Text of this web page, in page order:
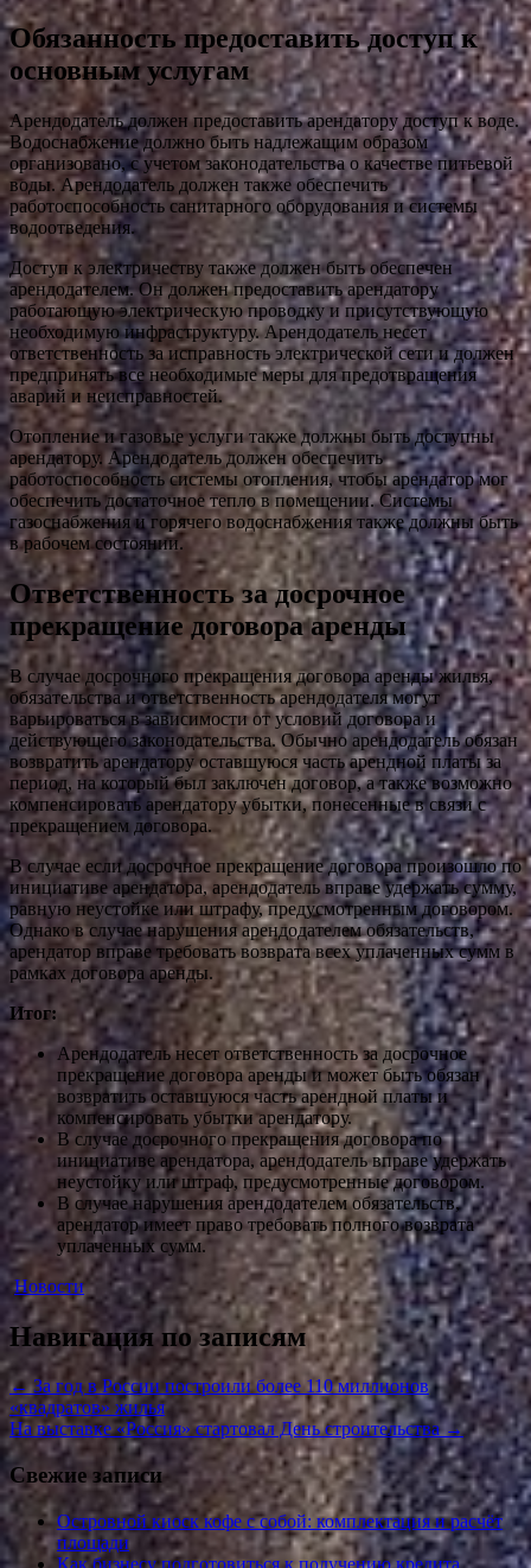
Обязанность предоставить доступ к
основным услугам
Арендодатель должен предоставить арендатору доступ к воде.
Водоснабжение должно быть надлежащим образом
организовано, с учетом законодательства о качестве питьевой
воды. Арендодатель должен также обеспечить
работоспособность санитарного оборудования и системы
водоотведения.
Доступ к электричеству также должен быть обеспечен
арендодателем. Он должен предоставить арендатору
работающую электрическую проводку и присутствующую
необходимую инфраструктуру. Арендодатель несет
ответственность за исправность электрической сети и должен
предпринять все необходимые меры для предотвращения
аварий и неисправностей.
Отопление и газовые услуги также должны быть доступны
арендатору. Арендодатель должен обеспечить
работоспособность системы отопления, чтобы арендатор мог
обеспечить достаточное тепло в помещении. Системы
газоснабжения и горячего водоснабжения также должны быть
в рабочем состоянии.
Ответственность за досрочное
прекращение договора аренды
В случае досрочного прекращения договора аренды жилья,
обязательства и ответственность арендодателя могут
варьироваться в зависимости от условий договора и
действующего законодательства. Обычно арендодатель обязан
возвратить арендатору оставшуюся часть арендной платы за
период, на который был заключен договор, а также возможно
компенсировать арендатору убытки, понесенные в связи с
прекращением договора.
В случае если досрочное прекращение договора произошло по
инициативе арендатора, арендодатель вправе удержать сумму,
равную неустойке или штрафу, предусмотренным договором.
Однако в случае нарушения арендодателем обязательств,
арендатор вправе требовать возврата всех уплаченных сумм в
рамках договора аренды.
Итог:
Арендодатель несет ответственность за досрочное
прекращение договора аренды и может быть обязан
возвратить оставшуюся часть арендной платы и
компенсировать убытки арендатору.
В случае досрочного прекращения договора по
инициативе арендатора, арендодатель вправе удержать
неустойку или штраф, предусмотренные договором.
В случае нарушения арендодателем обязательств,
арендатор имеет право требовать полного возврата
уплаченных сумм.
Новости
Навигация по записям
←За год в России построили более 110 миллионов
«квадратов» жилья
На выставке «Россия» стартовал День строительства→
Свежие записи
Островной киоск кофе с собой: комплектация и расчёт
площади
Как бизнесу подготовиться к получению кредита